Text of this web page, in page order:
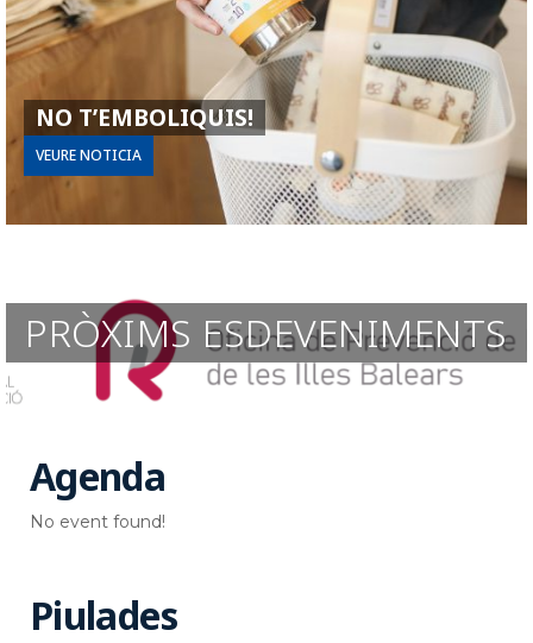
NO T’EMBOLIQUIS!
VEURE NOTICIA
PRÒXIMS ESDEVENIMENTS
Agenda
No event found!
Piulades